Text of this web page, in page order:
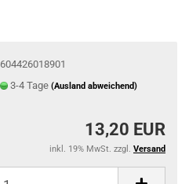
604426018901
3-4 Tage (Ausland abweichend)
13,20 EUR
inkl. 19% MwSt. zzgl. Versand